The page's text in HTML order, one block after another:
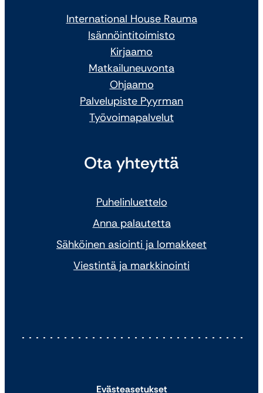
International House Rauma
Isännöintitoimisto
Kirjaamo
Matkailuneuvonta
Ohjaamo
Palvelupiste Pyyrman
Työvoimapalvelut
Ota yhteyttä
Puhelinluettelo
Anna palautetta
Sähköinen asiointi ja lomakkeet
Viestintä ja markkinointi
Evästeasetukset